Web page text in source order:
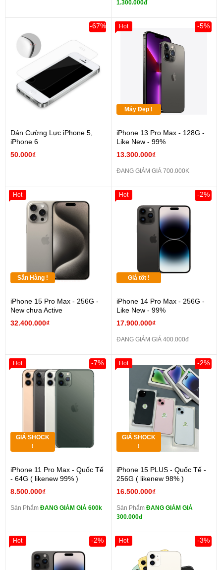
1.300.000đ
Dán Cường Lực iPhone 5,
iPhone 6
50.000₫
-67%
Máy Đẹp !
iPhone 13 Pro Max - 128G -
Like New - 99%
13.300.000₫
-5%
ĐANG GIẢM GIÁ 700.000K
Hot
Sẵn Hàng !
iPhone 15 Pro Max - 256G -
New chưa Active
32.400.000₫
Hot
Giá tốt !
iPhone 14 Pro Max - 256G -
Like New - 99%
17.900.000₫
-2%
ĐANG GIẢM GIÁ 400.000đ
Hot
GIÁ SHOCK
!
iPhone 11 Pro Max - Quốc Tế
- 64G ( likenew 99% )
8.500.000₫
-7%
Sản Phẩm ĐANG GIẢM GIÁ 600k
Hot
GIÁ SHOCK
!
iPhone 15 PLUS - Quốc Tế -
256G ( likenew 98% )
16.500.000₫
-2%
Sản Phẩm ĐANG GIẢM GIÁ
300.000đ
Hot
-2%
Hot -3%
Hot